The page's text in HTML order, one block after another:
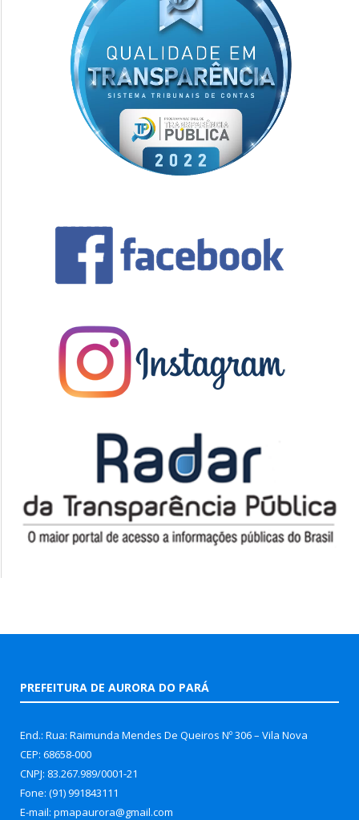
PREFEITURA DE AURORA DO PARÁ
End.: Rua: Raimunda Mendes De Queiros Nº 306 – Vila Nova
CEP: 68658-000
CNPJ: 83.267.989/0001-21
Fone: (91) 991843111
E-mail: pmapaurora@gmail.com